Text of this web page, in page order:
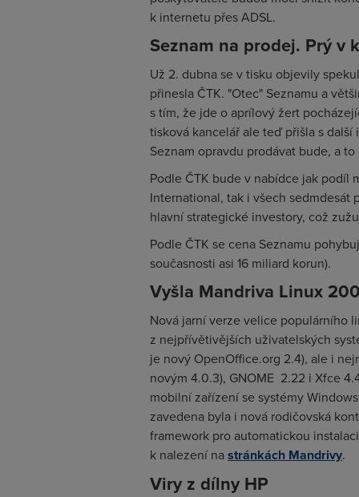
k internetu přes ADSL.
Seznam na prodej. Prý v
Už 2. dubna se v tisku objevily
přinesla ČTK. "Otec" Seznamu a
s tím, že jde o aprílový žert
tisková kancelář ale teď přišla s
Seznam opravdu prodávat bude, a
Podle ČTK bude v nabídce jak podíl
International, tak i všech sedmdesát
hlavní strategické investory, což
Podle ČTK se cena Seznamu
současnosti asi 16 miliard korun).
Vyšla Mandriva Linux
Nová jarní verze velice populárního
z nejpřívětivějších uživatelských
je nový OpenOffice.org 2.4), ale i
novým 4.0.3), GNOME 2.22 i Xfce
mobilní zařízení se systémy
zavedena byla i nová rodičovská
framework pro automatickou
k nalezení nastránkách Mandrivy.
Viry z dílny HP